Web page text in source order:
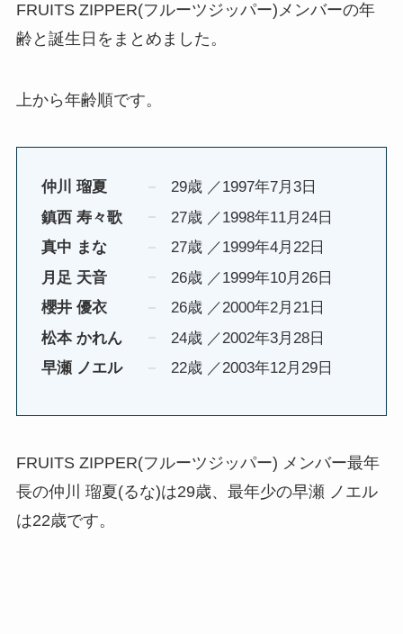
FRUITS ZIPPER(フルーツジッパー)メンバーの年
齢と誕生日をまとめました。
上から年齢順です。
仲川 瑠夏
29歳 ／1997年7月3日
鎮西 寿々歌
27歳 ／1998年11月24日
真中 まな
27歳 ／1999年4月22日
月足 天音
26歳 ／1999年10月26日
櫻井 優衣
26歳 ／2000年2月21日
松本 かれん
24歳 ／2002年3月28日
早瀬 ノエル
22歳 ／2003年12月29日
FRUITS ZIPPER(フルーツジッパー) メンバー最年
長の仲川 瑠夏(るな)は29歳、最年少の早瀬 ノエル
は22歳です。